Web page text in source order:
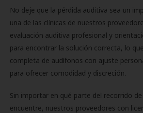
No deje que la pérdida auditiva sea un
una de las clínicas de nuestros
evaluación auditiva profesional y
para encontrar la solución correcta, lo
completa de audífonos con ajuste
para ofrecer comodidad y discreción.
Sin importar en qué parte del recorrido
encuentre, nuestros proveedores con